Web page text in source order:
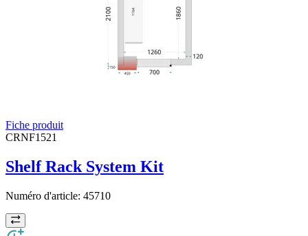
Fiche produit
CRNF1521
Shelf Rack System Kit
Numéro d'article: 45710